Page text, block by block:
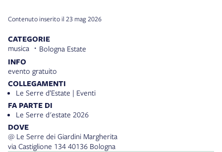
CATEGORIE
musica Bologna Estate
INFO
evento gratuito
COLLEGAMENTI
Le Serre d’Estate | Eventi
FA PARTE DI
Le Serre d'estate 2026
DOVE
@ Le Serre dei Giardini Margherita
via Castiglione 134 40136 Bologna
Contenuto inserito il 23 mag 2026